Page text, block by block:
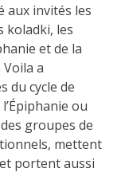
aux invités les
koladki, les
et de la
a
du cycle de
ou
groupes de
mettent
portent aussi